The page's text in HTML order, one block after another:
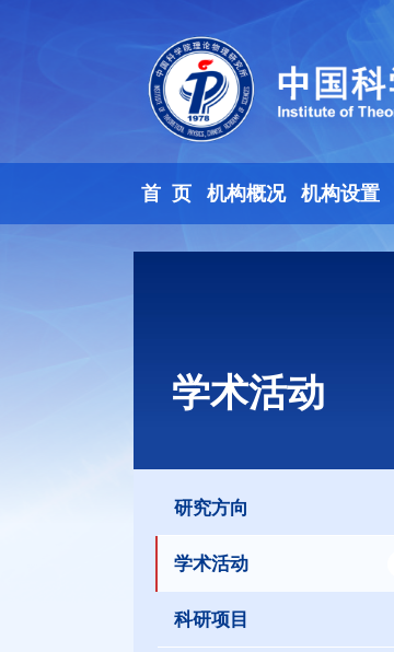
首 页 机构概况 机构设置
学术活动
研究方向
学术活动
科研项目